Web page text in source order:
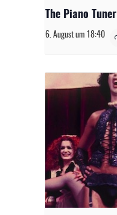
The Piano Tuner
6. August um 18:40